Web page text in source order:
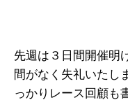
先週は３日間開催明
間がなく失礼いたし
っかりレース回顧も